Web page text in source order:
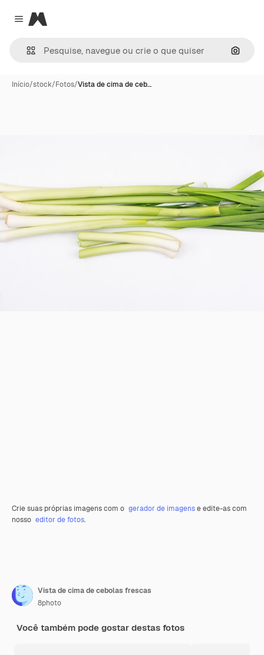
Close menu
Magnific
Início/stock/Fotos/Vista de cima de ceb…
Crie suas próprias imagens com o gerador de imagense edite-as com
nosso editor de fotos.
Vista de cima de cebolas frescas
8photo
Você também pode gostar destas fotos